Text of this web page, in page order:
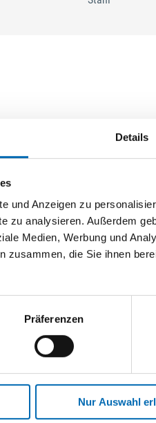
Details
und Anzeigen zu
zu analysieren. Außerdem
Medien, Werbung und
zusammen, die Sie ihnen
Präferenzen
Nur Auswahl
& Flügelteil